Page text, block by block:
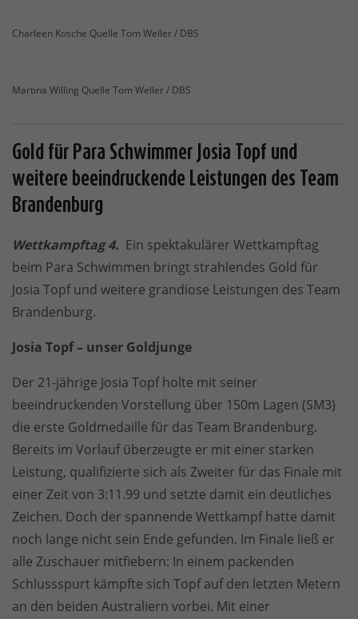
Charleen Kosche Quelle Tom Weller / DBS
Martina Willing Quelle Tom Weller / DBS
Gold für Para Schwimmer Josia Topf und
weitere beeindruckende Leistungen des Team
Brandenburg
Wettkampftag 4. Ein spektakulärer Wettkampftag
beim Para Schwimmen bringt strahlendes Gold für
Josia Topf und weitere grandiose Leistungen des Team
Brandenburg.
Josia Topf – unser Goldjunge
Der 21-jährige Josia Topf holte mit seiner
beeindruckenden Vorstellung über 150m Lagen (SM3)
die erste Goldmedaille für das Team Brandenburg.
Bereits im Vorlauf überzeugte er mit einer starken
Leistung, qualifizierte sich als Zweiter für das Finale mit
einer Zeit von 3:11.99 und setzte damit ein deutliches
Zeichen. Doch der spannende Wettkampf hatte damit
noch lange nicht sein Ende gefunden. Im Finale ließ er
alle Zuschauer mitfiebern: In einem packenden
Schlussspurt kämpfte sich Topf auf den letzten Metern
an den beiden Australiern vorbei. Mit einer